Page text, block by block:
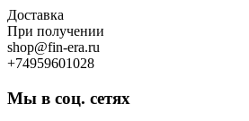
Skip
to
content
Доставка
При получении
shop@fin-era.ru
+74959601028
Мы в соц. сетях